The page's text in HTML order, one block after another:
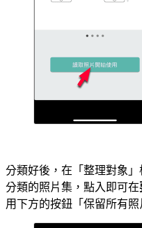
分類好後，在「整理對象
分類的照片集，點入即可在
用下方的按鈕「保留所有